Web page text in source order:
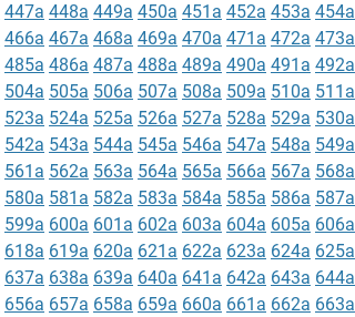
447a 448a 449a 450a 451a 452a 453a 454a
466a 467a 468a 469a 470a 471a 472a 473a
485a 486a 487a 488a 489a 490a 491a 492a
504a 505a 506a 507a 508a 509a 510a 511a
523a 524a 525a 526a 527a 528a 529a 530a
542a 543a 544a 545a 546a 547a 548a 549a
561a 562a 563a 564a 565a 566a 567a 568a
580a 581a 582a 583a 584a 585a 586a 587a
599a 600a 601a 602a 603a 604a 605a 606a
618a 619a 620a 621a 622a 623a 624a 625a
637a 638a 639a 640a 641a 642a 643a 644a
656a 657a 658a 659a 660a 661a 662a 663a